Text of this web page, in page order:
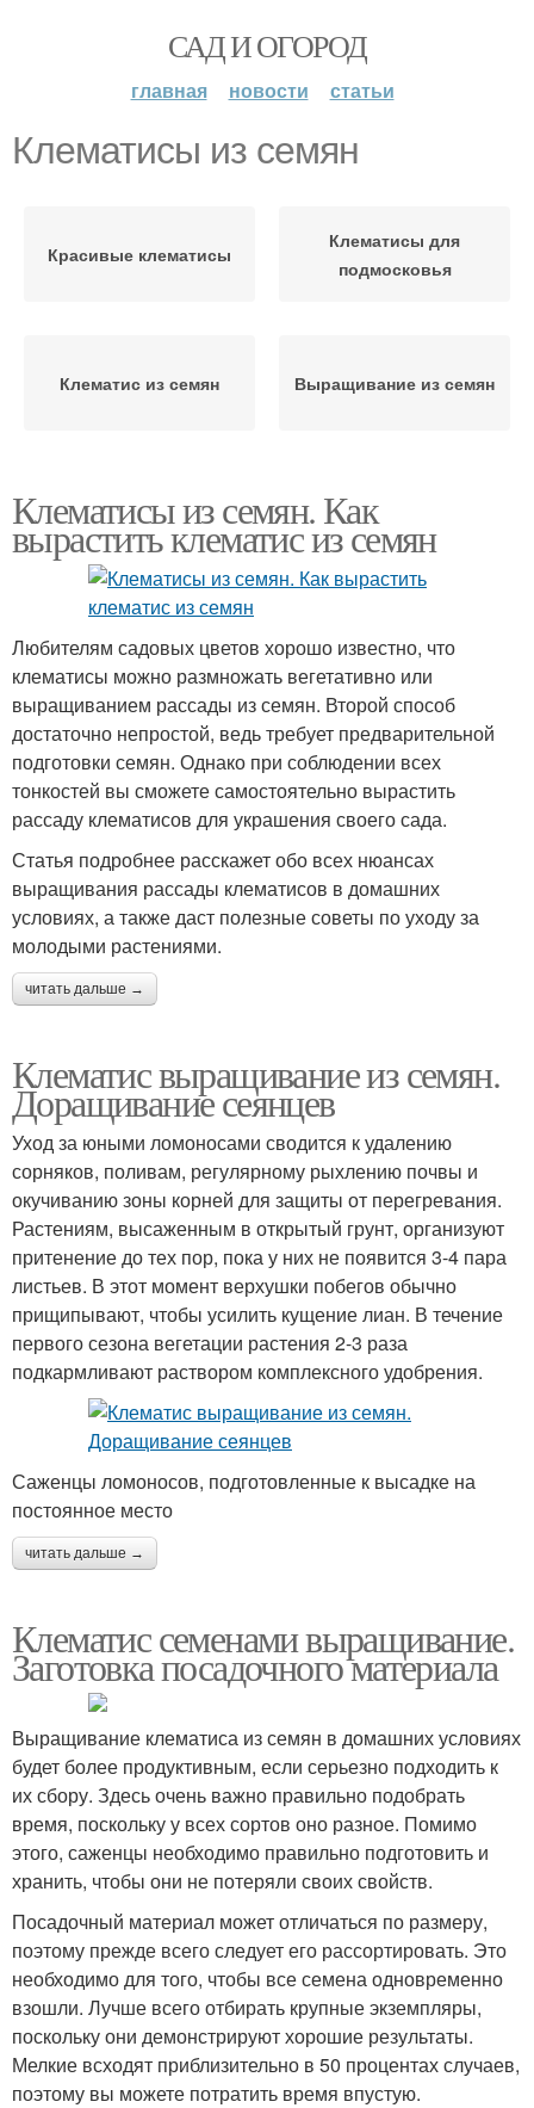
САД И ОГОРОД
главная новости статьи
Клематисы из семян
Красивые клематисы
Клематисы для
подмосковья
Клематис из семян Выращивание из семян
Клематисы из семян. Как
вырастить клематис из семян
Любителям садовых цветов хорошо известно, что
клематисы можно размножать вегетативно или
выращиванием рассады из семян. Второй способ
достаточно непростой, ведь требует предварительной
подготовки семян. Однако при соблюдении всех
тонкостей вы сможете самостоятельно вырастить
рассаду клематисов для украшения своего сада.
Статья подробнее расскажет обо всех нюансах
выращивания рассады клематисов в домашних
условиях, а также даст полезные советы по уходу за
молодыми растениями.
читать дальше →
Клематис выращивание из семян.
Доращивание сеянцев
Уход за юными ломоносами сводится к удалению
сорняков, поливам, регулярному рыхлению почвы и
окучиванию зоны корней для защиты от перегревания.
Растениям, высаженным в открытый грунт, организуют
притенение до тех пор, пока у них не появится 3-4 пара
листьев. В этот момент верхушки побегов обычно
прищипывают, чтобы усилить кущение лиан. В течение
первого сезона вегетации растения 2-3 раза
подкармливают раствором комплексного удобрения.
Саженцы ломоносов, подготовленные к высадке на
постоянное место
читать дальше →
Клематис семенами выращивание.
Заготовка посадочного материала
Выращивание клематиса из семян в домашних условиях
будет более продуктивным, если серьезно подходить к
их сбору. Здесь очень важно правильно подобрать
время, поскольку у всех сортов оно разное. Помимо
этого, саженцы необходимо правильно подготовить и
хранить, чтобы они не потеряли своих свойств.
Посадочный материал может отличаться по размеру,
поэтому прежде всего следует его рассортировать. Это
необходимо для того, чтобы все семена одновременно
взошли. Лучше всего отбирать крупные экземпляры,
поскольку они демонстрируют хорошие результаты.
Мелкие всходят приблизительно в 50 процентах случаев,
поэтому вы можете потратить время впустую.